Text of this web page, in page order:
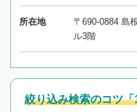
所在地
〒690-0884 島
ル3階
絞り込み検索のコツ